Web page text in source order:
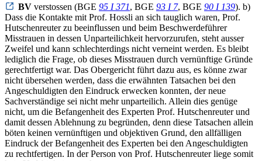
BV verstossen (BGE 95 I 371, BGE 93 I 7, BGE 90 I 139). b)
Dass die Kontakte mit Prof. Hossli an sich tauglich waren, Prof.
Hutschenreuter zu beeinflussen und beim Beschwerdeführer
Misstrauen in dessen Unparteilichkeit hervorzurufen, steht ausser
Zweifel und kann schlechterdings nicht verneint werden. Es bleibt
lediglich die Frage, ob dieses Misstrauen durch vernünftige Gründe
gerechtfertigt war. Das Obergericht führt dazu aus, es könne zwar
nicht übersehen werden, dass die erwähnten Tatsachen bei den
Angeschuldigten den Eindruck erwecken konnten, der neue
Sachverständige sei nicht mehr unparteilich. Allein dies genüge
nicht, um die Befangenheit des Experten Prof. Hutschenreuter und
damit dessen Ablehnung zu begründen, denn diese Tatsachen allein
böten keinen vernünftigen und objektiven Grund, den allfälligen
Eindruck der Befangenheit des Experten bei den Angeschuldigten
zu rechtfertigen. In der Person von Prof. Hutschenreuter liege somit